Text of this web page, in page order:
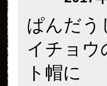
ぱんだ
イチョウ
ト帽に